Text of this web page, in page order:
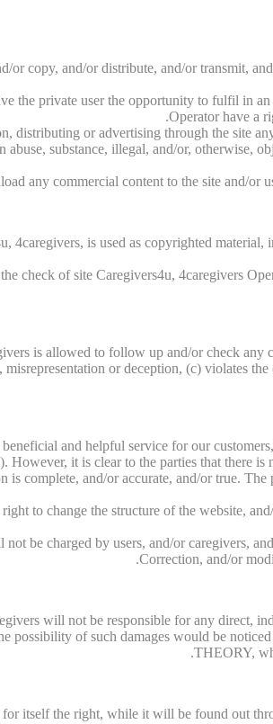
or copy, and/or distribute, and/or transmit,
the private user the opportunity to fulfil in
Operator have a
distributing or advertising through the site
abuse, substance, illegal, and/or, otherwise,
any commercial content to the site and/or
4caregivers, is used as copyrighted
check of site Caregivers4u, 4caregivers
is allowed to follow up and/or check any
misrepresentation or deception, (c) violates
and helpful service for our
However, it is clear to the parties that there
is complete, and/or accurate, and/or true.
to change the structure of the website,
be charged by users, and/or caregivers,
Correction, and/or
will not be responsible for any direct,
possibility of such damages would be
THEORY,
for itself the right, while it will be found out